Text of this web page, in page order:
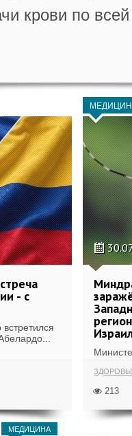
крови по
- с
213
МЕДИЦИНА